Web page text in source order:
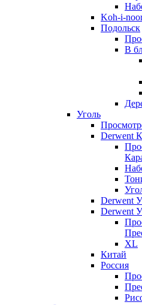
Koh-i-
Подольск
В
Уголь
Derwent
Derwent
Derwent
XL
Китай
Россия